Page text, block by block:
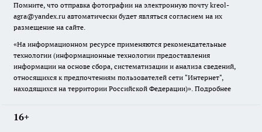
Помните, что отправка фотографии на электронную почту kreol-
agra@yandex.ru автоматически будет являться согласием на их
размещение на сайте.
«На информационном ресурсе применяются рекомендательные
технологии (информационные технологии предоставления
информации на основе сбора, систематизации и анализа сведений,
относящихся к предпочтениям пользователей сети "Интернет",
находящихся на территории Российской Федерации)». Подробнее
16+